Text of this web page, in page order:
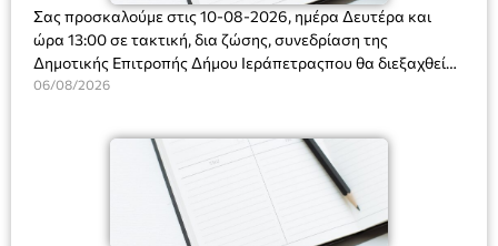
Σας προσκαλούμε στις 10-08-2026, ημέρα Δευτέρα και
ώρα 13:00 σε τακτική, δια ζώσης, συνεδρίαση της
Δημοτικής Επιτροπής Δήμου Ιεράπετραςπου θα διεξαχθεί
στο Δημοτικό Κατάστημα, Δημοκρατίας 31 στην αίθουσα
και λήψη αποφάσεων στα παρακάτω θέματα:
06/08/2026